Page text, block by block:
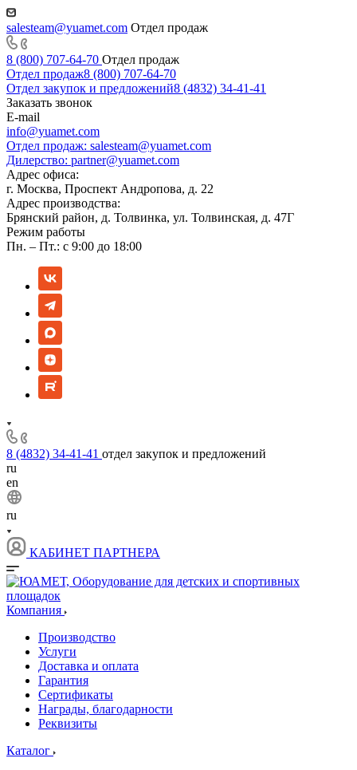
salesteam@yuamet.com Отдел продаж
8 (800) 707-64-70 Отдел продаж
Отдел продаж8 (800) 707-64-70
Отдел закупок и предложений8 (4832) 34-41-41
Заказать звонок
E-mail
info@yuamet.com
Отдел продаж: salesteam@yuamet.com
Дилерство: partner@yuamet.com
Адрес офиса:
г. Москва, Проспект Андропова, д. 22
Адрес производства:
Брянский район, д. Толвинка, ул. Толвинская, д. 47Г
Режим работы
Пн. – Пт.: с 9:00 до 18:00
8 (4832) 34-41-41 отдел закупок и предложений
ru
en
ru
КАБИНЕТ ПАРТНЕРА
Компания
Производство
Услуги
Доставка и оплата
Гарантия
Сертификаты
Награды, благодарности
Реквизиты
Каталог